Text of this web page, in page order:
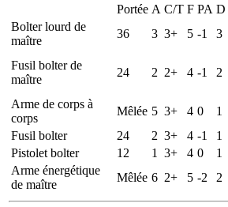
Portée A C/T F PA D
Bolter lourd de
maître
36 3 3+ 5 -1 3
Fusil bolter de
maître
24 2 2+ 4 -1 2
Arme de corps à
corps
Mêlée 5 3+ 4 0
1
Fusil bolter
24 2 3+ 4 -1
1
Pistolet bolter
12 1 3+ 4 0 1
Arme énergétique
de maître
Mêlée 6 2+ 5 -2 2